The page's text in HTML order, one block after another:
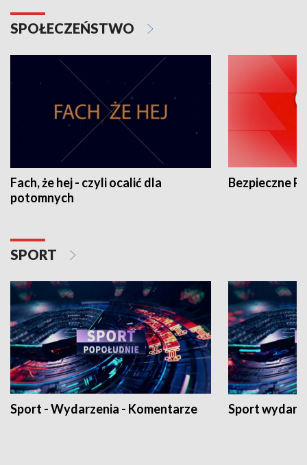
SPOŁECZEŃSTWO
Fach, że hej - czyli ocalić dla
potomnych
Bezpieczne
SPORT
Sport - Wydarzenia - Komentarze Sport